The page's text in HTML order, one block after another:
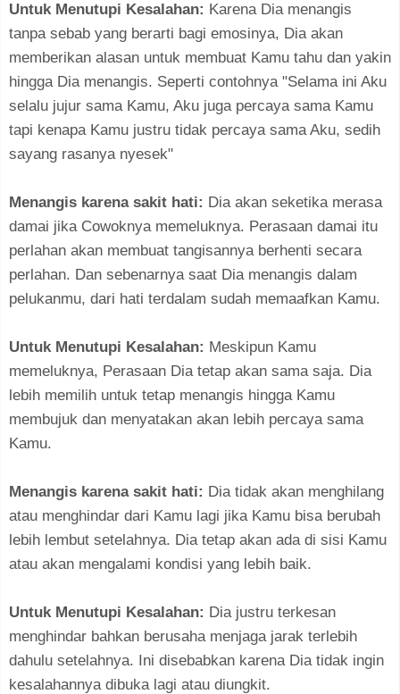
Untuk Menutupi Kesalahan: Karena Dia menangis
tanpa sebab yang berarti bagi emosinya, Dia akan
memberikan alasan untuk membuat Kamu tahu dan yakin
hingga Dia menangis. Seperti contohnya "Selama ini Aku
selalu jujur sama Kamu, Aku juga percaya sama Kamu
tapi kenapa Kamu justru tidak percaya sama Aku, sedih
sayang rasanya nyesek"
Menangis karena sakit hati: Dia akan seketika merasa
damai jika Cowoknya memeluknya. Perasaan damai itu
perlahan akan membuat tangisannya berhenti secara
perlahan. Dan sebenarnya saat Dia menangis dalam
pelukanmu, dari hati terdalam sudah memaafkan Kamu.
Untuk Menutupi Kesalahan: Meskipun Kamu
memeluknya, Perasaan Dia tetap akan sama saja. Dia
lebih memilih untuk tetap menangis hingga Kamu
membujuk dan menyatakan akan lebih percaya sama
Kamu.
Menangis karena sakit hati: Dia tidak akan menghilang
atau menghindar dari Kamu lagi jika Kamu bisa berubah
lebih lembut setelahnya. Dia tetap akan ada di sisi Kamu
atau akan mengalami kondisi yang lebih baik.
Untuk Menutupi Kesalahan: Dia justru terkesan
menghindar bahkan berusaha menjaga jarak terlebih
dahulu setelahnya. Ini disebabkan karena Dia tidak ingin
kesalahannya dibuka lagi atau diungkit.